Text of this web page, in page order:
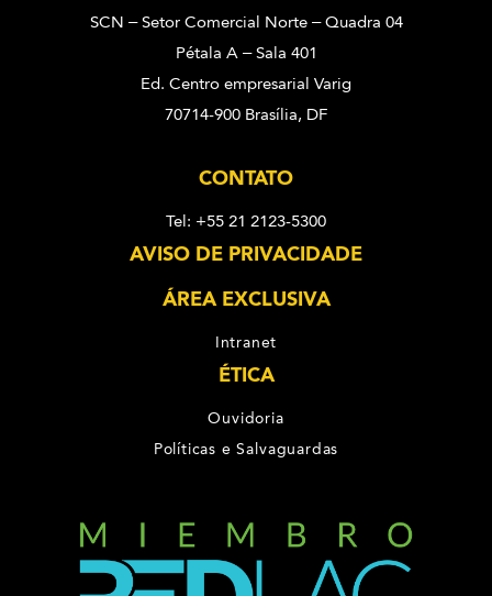
SCN – Setor Comercial Norte – Quadra 04
Pétala A – Sala 401
Ed. Centro empresarial Varig
70714-900 Brasília, DF
CONTATO
Tel: +55 21 2123-5300
AVISO DE PRIVACIDADE
ÁREA EXCLUSIVA
Intranet
ÉTICA
Ouvidoria
Políticas e Salvaguardas